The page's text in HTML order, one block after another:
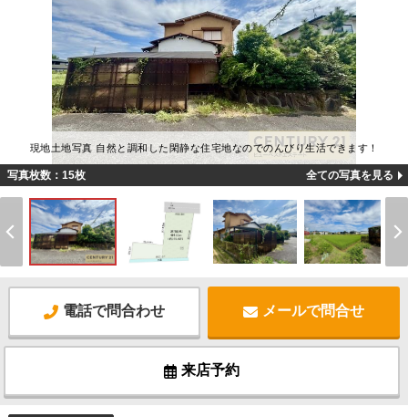
現地土地写真 自然と調和した閑静な住宅地なのでのんびり生活できます！
写真枚数：15枚 全ての写真を見る
電話で問合わせ メールで問合せ
来店予約